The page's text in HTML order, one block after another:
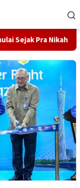
Pra Nikah